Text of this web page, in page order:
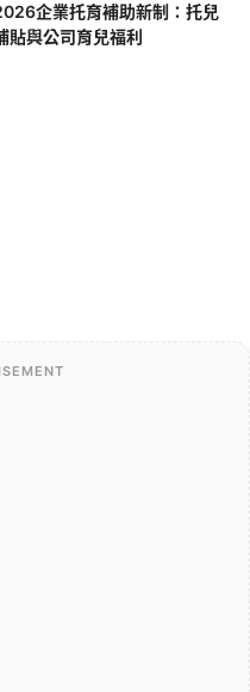
企業托育補助新制：托兒
貼與公司育兒福利